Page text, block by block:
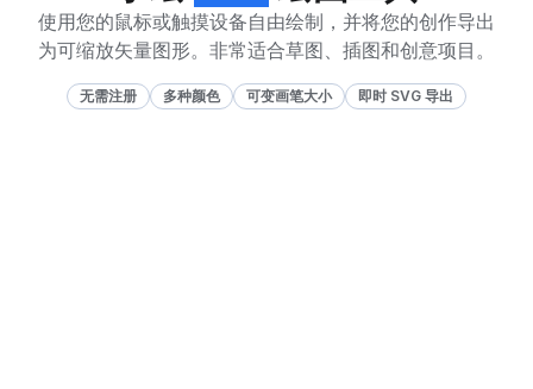
使用您的鼠标或触摸设备自由绘制，并将您的创作导出
为可缩放矢量图形。非常适合草图、插图和创意项目。
无需注册 多种颜色 可变画笔大小 即时 SVG 导出